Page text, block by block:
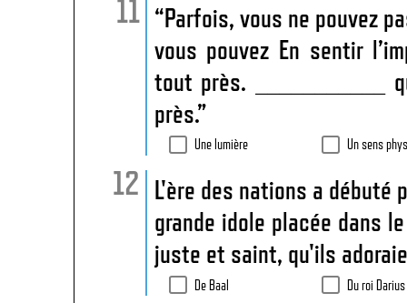
“Parfois, vous ne pouvez
vous pouvez En sentir
tout près. ___________
près.”
Une lumière Un sens
L'ère des nations a débuté
grande idole placée dans
juste et saint, qu'ils
De Baal Du roi Darius